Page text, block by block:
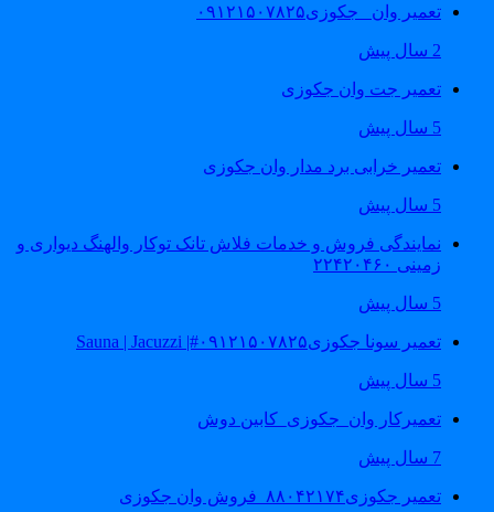
تعمیر وان _جکوزی۰۹۱۲۱۵۰۷۸۲۵
تعمیر جت وان جکوزی
تعمیر خرابی برد مدار وان جکوزی
نمایندگی فروش و خدمات فلاش تانک توکار والهنگ دیواری و
زمینی ۲۲۴۲۰۴۶۰
تعمیر سونا جکوزی۰۹۱۲۱۵۰۷۸۲۵#| Sauna | Jacuzzi
تعمیرکار وان_جکوزی_کابین دوش
تعمیر جکوزی۸۸۰۴۲۱۷۴_فروش وان جکوزی